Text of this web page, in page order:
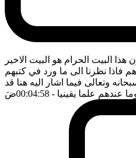
البيت الحرام هو البيت الاخير
فاذا نظرنا الى ما ورد في كتبهم
وتعالى فيما اشار اليه هنا قد
عندهم علما يقينيا - 00:04:58 ضَ